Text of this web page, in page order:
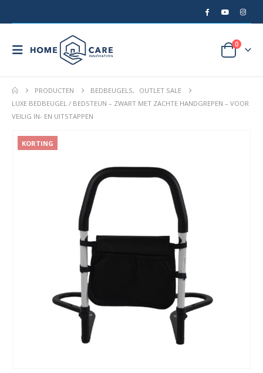
0
PRODUCTEN BEDBEUGELS,
OUTLET SALE
LUXE BEDBEUGEL / BEDSTEUN – ZWART MET ZACHTE HANDGREPEN – VOOR
VEILIG IN- EN UITSTAPPEN
KORTING